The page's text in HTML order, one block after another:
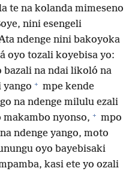
te na kolanda mimeseno
nini esengeli
ndenge nini bakoyoka
oyo tozali koyebisa yo:
na ndai likoló na
yango + mpe kende
na ndenge milulu ezali
makambo nyonso, + mpo
ndenge yango, moto
oyo bayebisaki
kasi ete yo ozali